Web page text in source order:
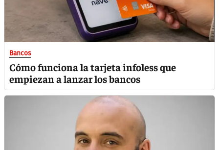
Bancos
Cómo funciona la tarjeta infoless que
empiezan a lanzar los bancos